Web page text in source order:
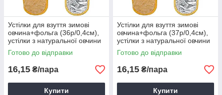
Устілки для взуття зимові
овчина+фольга (36р/0,4см),
устілки з натуральної овчини
та фольги
Готово до відправки
16,15 ₴/пара
Купити
Устілки для взуття зимові
овчина+фольга (37р/0,4см),
устілки з натуральної овчини
та фольги
Готово до відправки
16,15 ₴/пара
Купити